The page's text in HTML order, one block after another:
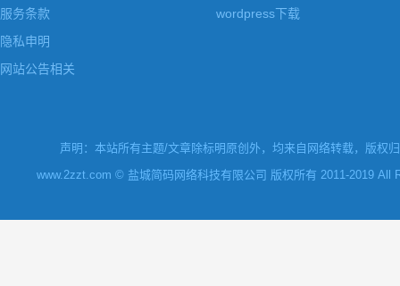
服务条款
隐私申明
网站公告相关
wordpress下载
声明：本站所有主题/文章除标明原创外，均来自网络转载，版权
www.2zzt.com © 盐城简码网络科技有限公司 版权所有 2011-2019